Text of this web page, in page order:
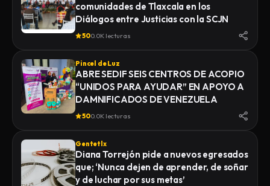
comunidades de Tlaxcala en los
Diálogos entre Justicias con la SCJN
500.0K lecturas
Pincel de Luz
ABRE SEDIF SEIS CENTROS DE ACOPIO
“UNIDOS PARA AYUDAR” EN APOYO A
DAMNIFICADOS DE VENEZUELA
500.0K lecturas
Gentetlx
Diana Torrejón pide a nuevos egresados
que; ‘Nunca dejen de aprender, de soñar
y de luchar por sus metas’